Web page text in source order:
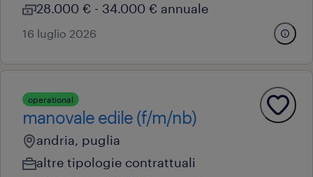
28.000 € - 34.000 € annuale
16 luglio 2026
operational
manovale edile (f/m/nb)
andria, puglia
altre tipologie contrattuali